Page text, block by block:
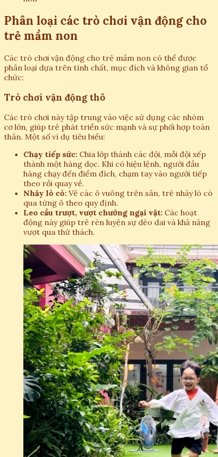
Phân loại các trò chơi vận động cho
trẻ mầm non
Các trò chơi vận động cho trẻ mầm non có thể được
phân loại dựa trên tính chất, mục đích và không gian tổ
chức:
Trò chơi vận động thô
Các trò chơi này tập trung vào việc sử dụng các nhóm
cơ lớn, giúp trẻ phát triển sức mạnh và sự phối hợp toàn
thân. Một số ví dụ tiêu biểu:
Chạy tiếp sức: Chia lớp thành các đội, mỗi đội xếp
thành một hàng dọc. Khi có hiệu lệnh, người đầu
hàng chạy đến điểm đích, chạm tay vào người tiếp
theo rồi quay về.
Nhảy lò cò: Vẽ các ô vuông trên sân, trẻ nhảy lò cò
qua từng ô theo quy định.
Leo cầu trượt, vượt chướng ngại vật: Các hoạt
động này giúp trẻ rèn luyện sự dẻo dai và khả năng
vượt qua thử thách.